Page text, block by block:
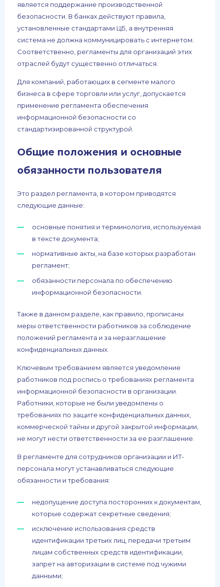
является поддержание производственной
безопасности. В банках действуют правила,
установленные стандартами ЦБ, а внутренняя
система не должна коммуницировать с интернетом.
Соответственно, регламенты для организаций этих
отраслей будут существенно отличаться.
Для компаний, работающих в сегменте малого
бизнеса в сфере торговли или услуг, допускается
применение регламента обеспечения
информационной безопасности со
стандартизированной структурой.
Общие положения и основные
обязанности пользователя
Это раздел регламента, в котором приводятся
следующие данные:
основные понятия и терминология, используемая
в тексте документа;
нормативные акты, на базе которых разработан
регламент;
обязанности персонала по обеспечению
информационной безопасности.
Также в данном разделе, как правило, прописаны
меры ответственности работников за соблюдение
положений регламента и за неразглашение
конфиденциальных данных.
Ключевым требованием является уведомление
работников под роспись о требованиях регламента
информационной безопасности в организации.
Работники, которые не были уведомлены о
требованиях по защите конфиденциальных данных,
коммерческой тайны и другой закрытой информации,
не могут нести ответственности за ее разглашение.
В регламенте для сотрудников организации и ИТ-
персонала могут устанавливаться следующие
обязанности и требования:
недопущение доступа посторонних к документам,
которые содержат секретные сведения;
исключение использования средств
идентификации третьих лиц, передачи третьим
лицам собственных средств идентификации,
запрет на авторизации в системе под чужими
данными;